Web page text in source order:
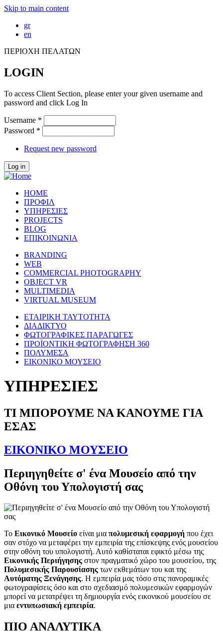
Skip to main content
gr
en
ΠΕΡΙΟΧΗ ΠΕΛΑΤΩΝ
LOGIN
To access Client Section, please enter your given username and
password and click Log In
Username *
Password *
Request new password
HOME
ΠΡΟΦΙΛ
ΥΠΗΡΕΣΙΕΣ
PROJECTS
BLOG
ΕΠΙΚΟΙΝΩΝΙΑ
BRANDING
WEB
COMMERCIAL PHOTOGRAPHY
OBJECT VR
MULTIMEDIA
VIRTUAL MUSEUM
ΕΤΑΙΡΙΚΗ ΤΑΥΤΟΤΗΤΑ
ΔΙΑΔΙΚΤΥΟ
ΦΩΤΟΓΡΑΦΙΚΕΣ ΠΑΡΑΓΩΓΕΣ
ΠΡΟΪΟΝΤΙΚΗ ΦΩΤΟΓΡΑΦΗΣΗ 360
ΠΟΛΥΜΕΣΑ
ΕΙΚΟΝΙΚΟ ΜΟΥΣΕΙΟ
ΥΠΗΡΕΣΙΕΣ
ΤΙ ΜΠΟΡΟΥΜΕ ΝΑ ΚΑΝΟΥΜΕ ΓΙΑ
ΕΣΑΣ
ΕΙΚΟΝΙΚΟ ΜΟΥΣΕΙΟ
Περιηγηθείτε σ' ένα Μουσείο από την
Οθόνη του Υπολογιστή σας
Το Eικονικό Mουσείο είναι μια πολυμεσική εφαρμογή που έχει
σαν στόχο να μεταφέρει την εμπειρία της επίσκεψης ενός μουσείου
στην οθόνη του υπολογιστή. Αυτό καθίσταται εφικτό μέσω της
Εικονικής Περιήγησης στον πραγματικό χώρο του μουσείου, της
Πολυμεσικής Παρουσίασης των εκθεμάτων του και της
Αυτόματης Ξενάγησης. Η εμπειρία μας τόσο στις πανοραμικές
φωτογραφίσεις όσο και στο σχεδιασμό πολυμεσικών εφαρμογών
μπορεί να μετατρέψει τη δημιουργία ενός εικονικού μουσείου σε
μια εντυπωσιακή εμπειρία.
ΠΙΟ ΑΝΑΛΥΤΙΚΑ